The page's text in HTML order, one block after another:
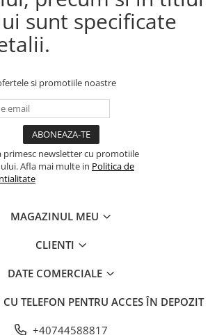
sunt specificate
si promotiile noastre
primesc newsletter cu promotiile
Afla mai multe in Politica de
MAGAZINUL MEU
CLIENTI
DATE COMERCIALE
CU TELEFON PENTRU ACCES ÎN DEPOZIT
+40744588817